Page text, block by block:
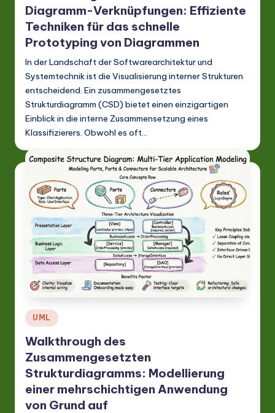
Diagramm-Verknüpfungen: Effiziente
Techniken für das schnelle
Prototyping von Diagrammen
In der Landschaft der Softwarearchitektur und
Systemtechnik ist die Visualisierung interner Strukturen
entscheidend. Ein zusammengesetztes
Strukturdiagramm (CSD) bietet einen einzigartigen
Einblick in die interne Zusammensetzung eines
Klassifizierers. Obwohl es oft…
Posted
in
UML
Walkthrough des
Zusammengesetzten
Strukturdiagramms: Modellierung
einer mehrschichtigen Anwendung
von Grund auf